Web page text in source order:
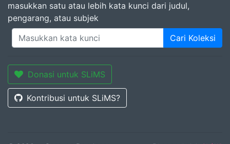
masukkan satu atau lebih kata kunci dari judul,
pengarang, atau subjek
Cari Koleksi
Donasi untuk SLiMS
Kontribusi untuk SLiMS?